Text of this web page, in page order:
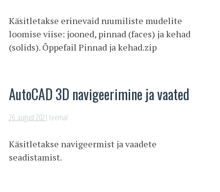
Käsitletakse erinevaid ruumiliste mudelite
loomise viise: jooned, pinnad (faces) ja kehad
(solids). Õppefail Pinnad ja kehad.zip
AutoCAD 3D navigeerimine ja vaated
26. august 2021 teemal
Käsitletakse navigeermist ja vaadete
seadistamist.